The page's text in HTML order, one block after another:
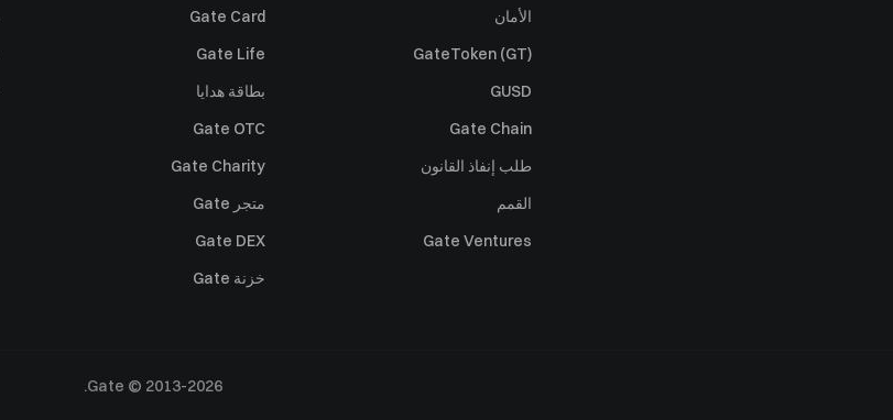
الأمان
GateToken (GT)
GUSD
Gate Chain
طلب إنفاذ القانون
القمم
Gate Ventures
Gate Card
Gate Life
بطاقة هدايا
Gate OTC
Gate Charity
متجر Gate
Gate DEX
خزنة Gate
Gate © 2013-2026.